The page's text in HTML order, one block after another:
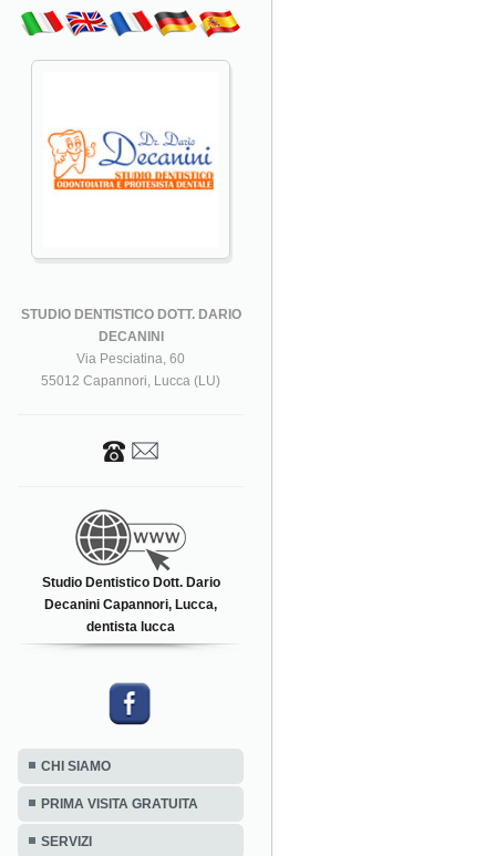
STUDIO DENTISTICO DOTT. DARIO
DECANINI
Via Pesciatina, 60
55012 Capannori, Lucca (LU)
Studio Dentistico Dott. Dario
Decanini Capannori, Lucca,
dentista lucca
CHI SIAMO
PRIMA VISITA GRATUITA
SERVIZI